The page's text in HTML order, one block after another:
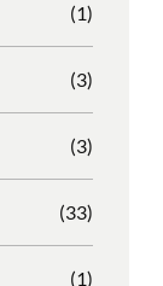
(1)
(3)
(3)
(33)
(1)